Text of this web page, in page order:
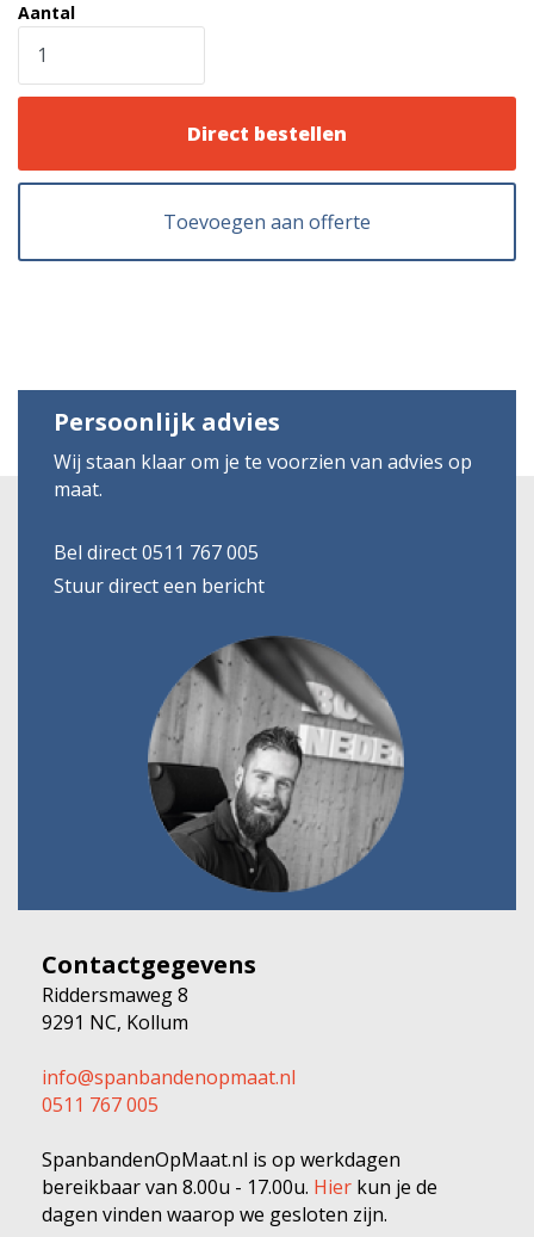
Aantal
Direct bestellen
Toevoegen aan offerte
Persoonlijk advies
Wij staan klaar om je te voorzien van advies op
maat.
Bel direct 0511 767 005
Stuur direct een bericht
Contactgegevens
Riddersmaweg 8
9291 NC, Kollum
info@spanbandenopmaat.nl
0511 767 005
SpanbandenOpMaat.nl is op werkdagen
bereikbaar van 8.00u - 17.00u. Hier kun je de
dagen vinden waarop we gesloten zijn.